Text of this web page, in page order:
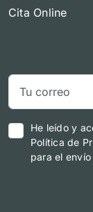
Cita Online
He leído y
Política de
para el